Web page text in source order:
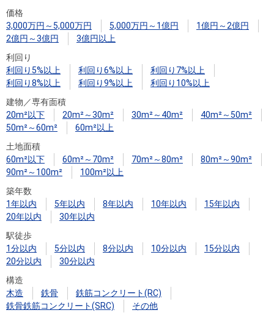
価格
3,000万円～5,000万円
5,000万円～1億円
1億円～2億円
2億円～3億円
3億円以上
利回り
利回り5%以上
利回り6%以上
利回り7%以上
利回り8%以上
利回り9%以上
利回り10%以上
建物／専有面積
20m²以下
20m²～30m² 30m²～40m²
40m²～50m²
50m²～60m²
60m²以上
土地面積
60m²以下
60m²～70m² 70m²～80m²
80m²～90m²
90m²～100m²
100m²以上
築年数
1年以内
5年以内 8年以内 10年以内
15年以内
20年以内
30年以内
駅徒歩
1分以内
5分以内 8分以内 10分以内
15分以内
20分以内
30分以内
構造
木造
鉄骨
鉄筋コンクリート(RC)
鉄骨鉄筋コンクリート(SRC)
その他